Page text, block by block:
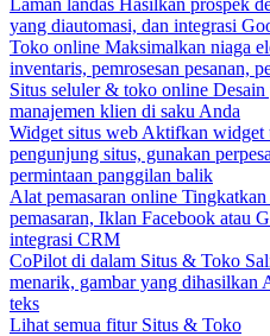
Laman landas Hasilkan prospek
yang diautomasi, dan integrasi
Toko online Maksimalkan niaga
inventaris, pemrosesan pesanan,
Situs seluler & toko online Desain
manajemen klien di saku Anda
Widget situs web Aktifkan widget
pengunjung situs, gunakan
permintaan panggilan balik
Alat pemasaran online Tingkatkan
pemasaran, Iklan Facebook atau
integrasi CRM
CoPilot di dalam Situs & Toko
menarik, gambar yang dihasilkan
teks
Lihat semua fitur Situs & Toko